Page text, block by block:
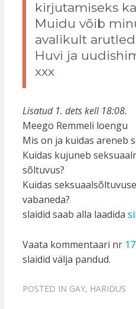
kirjutamiseks
Muidu võib
avalikult
Huvi ja
xxx
Lisatud 1. dets kell 18:08.
Meego Remmeli loengu
Mis on ja kuidas areneb
Kuidas kujuneb
sõltuvus?
Kuidas
vabaneda?
slaidid saab alla laadida
Vaata kommentaari nr
slaidid välja pandud.
POSTED IN GAY, HARIDUS